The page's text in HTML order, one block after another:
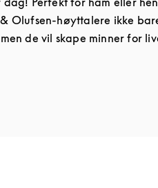
Olufsen-høyttalere ikke
de vil skape minner for
in New Tab